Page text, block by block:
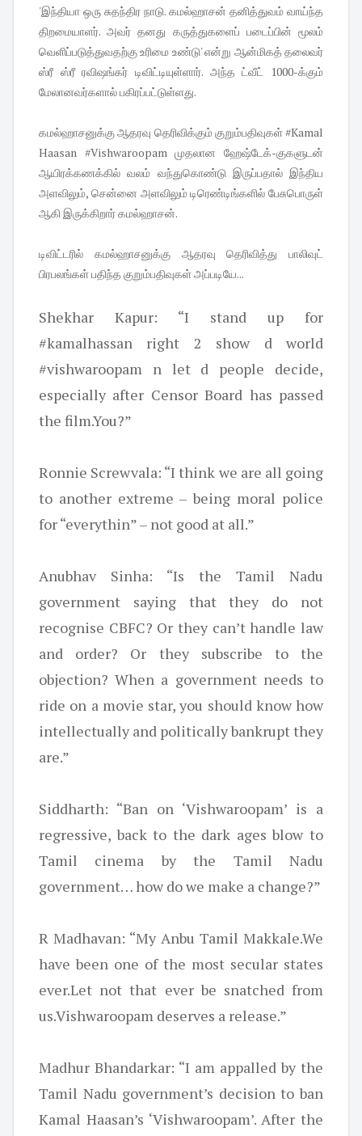
'இந்தியா ஒரு சுதந்திர நாடு. கமல்ஹாசன் தனித்துவம் வாய்ந்த
திறமையாளர். அவர் தனது கருத்துகளைப் படைப்பின் மூலம்
வெளிப்படுத்துவதற்கு உரிமை உண்டு' என்று ஆன்மிகத் தலைவர்
ஸ்ரீ ஸ்ரீ ரவிஷங்கர் டிவிட்டியுள்ளார். அந்த ட்வீட் 1000-க்கும்
மேலானவர்களால் பகிரப்பட்டுள்ளது.
கமல்ஹாசனுக்கு ஆதரவு தெரிவிக்கும் குறும்பதிவுகள் #Kamal
Haasan #Vishwaroopam முதலான ஹேஷ்டேக்-குகளுடன்
ஆயிரக்கணக்கில் வலம் வந்துகொண்டு இருப்பதால் இந்திய
அளவிலும், சென்னை அளவிலும் டிரெண்டிங்களில் பேசுபொருள்
ஆகி இருக்கிறார் கமல்ஹாசன்.
டிவிட்டரில் கமல்ஹாசனுக்கு ஆதரவு தெரிவித்து பாலிவுட்
பிரபலங்கள் பதிந்த குறும்பதிவுகள் அப்படியே...
Shekhar Kapur: “I stand up for
#kamalhassan right 2 show d world
#vishwaroopam n let d people decide,
especially after Censor Board has passed
the film.You?”
Ronnie Screwvala: “I think we are all going
to another extreme – being moral police
for “everythin” – not good at all.”
Anubhav Sinha: “Is the Tamil Nadu
government saying that they do not
recognise CBFC? Or they can’t handle law
and order? Or they subscribe to the
objection? When a government needs to
ride on a movie star, you should know how
intellectually and politically bankrupt they
are.”
Siddharth: “Ban on ‘Vishwaroopam’ is a
regressive, back to the dark ages blow to
Tamil cinema by the Tamil Nadu
government… how do we make a change?”
R Madhavan: “My Anbu Tamil Makkale.We
have been one of the most secular states
ever.Let not that ever be snatched from
us.Vishwaroopam deserves a release.”
Madhur Bhandarkar: “I am appalled by the
Tamil Nadu government’s decision to ban
Kamal Haasan’s ‘Vishwaroopam’. After the